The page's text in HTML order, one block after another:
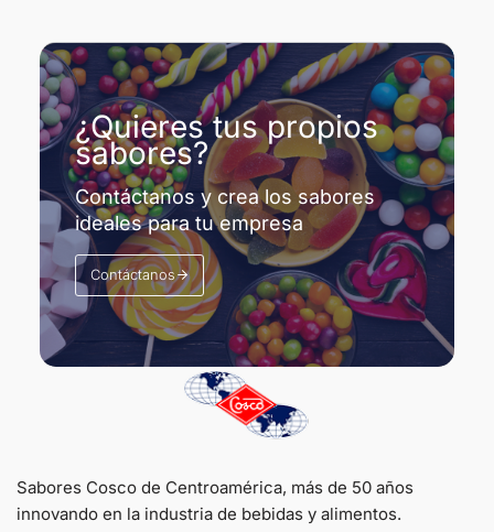
¿Quieres tus propios
sabores?
Contáctanos y crea los sabores
ideales para tu empresa
Contáctanos
Sabores Cosco de Centroamérica, más de 50 años
innovando en la industria de bebidas y alimentos.